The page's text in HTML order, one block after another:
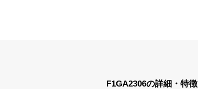
F1GA2306の詳細・特徴